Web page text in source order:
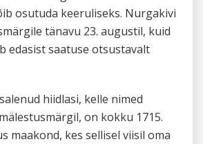
osutuda keeruliseks. Nurgakivi
tänavu 23. augustil, kuid
edasist saatuse otsustavalt
hiidlasi, kelle nimed
on kokku 1715.
maakond, kes sellisel viisil oma